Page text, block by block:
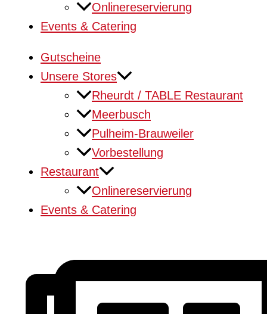
Onlinereservierung
Events & Catering
Gutscheine
Unsere Stores
Rheurdt / TABLE Restaurant
Meerbusch
Pulheim-Brauweiler
Vorbestellung
Restaurant
Onlinereservierung
Events & Catering